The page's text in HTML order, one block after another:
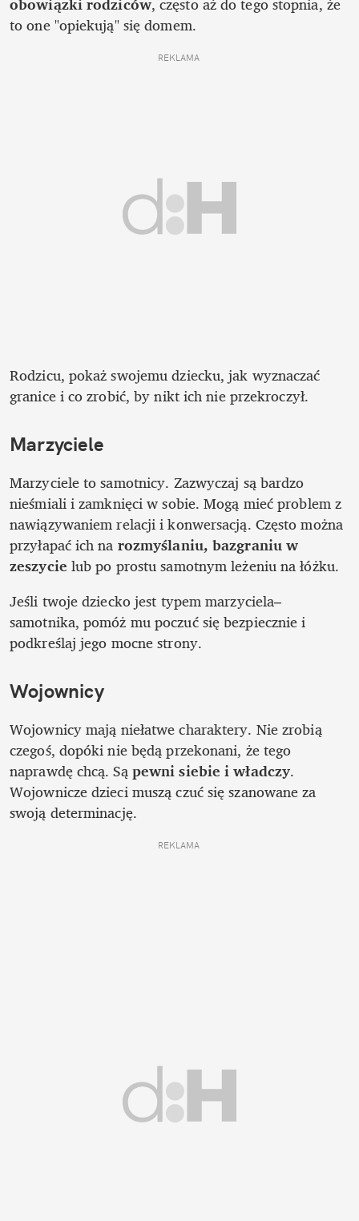
to one "opiekują" się domem.
REKLAMA
Rodzicu, pokaż swojemu dziecku, jak wyznaczać
granice i co zrobić, by nikt ich nie przekroczył.
Marzyciele
Marzyciele to samotnicy. Zazwyczaj są bardzo
nieśmiali i zamknięci w sobie. Mogą mieć problem z
nawiązywaniem relacji i konwersacją. Często można
przyłapać ich na rozmyślaniu, bazgraniu w
zeszycie lub po prostu samotnym leżeniu na łóżku.
Jeśli twoje dziecko jest typem marzyciela–
samotnika, pomóż mu poczuć się bezpiecznie i
podkreślaj jego mocne strony.
Wojownicy
Wojownicy mają niełatwe charaktery. Nie zrobią
czegoś, dopóki nie będą przekonani, że tego
naprawdę chcą. Są pewni siebie i władczy.
Wojownicze dzieci muszą czuć się szanowane za
swoją determinację.
REKLAMA